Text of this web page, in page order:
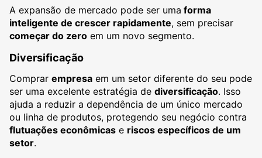
A expansão de mercado pode ser uma forma
inteligente de crescer rapidamente, sem precisar
começar do zero em um novo segmento.
Diversificação
Comprar empresa em um setor diferente do seu pode
ser uma excelente estratégia de diversificação. Isso
ajuda a reduzir a dependência de um único mercado
ou linha de produtos, protegendo seu negócio contra
flutuações econômicas e riscos específicos de um
setor.